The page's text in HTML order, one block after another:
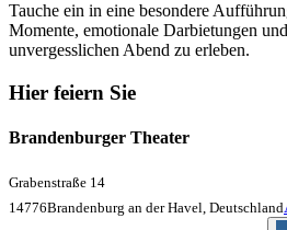
Tauche ein in eine besondere
Momente, emotionale Darbietungen
unvergesslichen Abend zu erleben.
Hier feiern Sie
Brandenburger Theater
Grabenstraße 14
14776Brandenburg an der Havel, Deutschland